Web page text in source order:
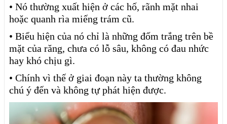
• Nó thường xuất hiện ở các hố, rãnh mặt nhai
hoặc quanh rìa miếng trám cũ.
• Biểu hiện của nó chỉ là những đốm trắng trên bề
mặt của răng, chưa có lỗ sâu, không có đau nhức
hay khó chịu gì.
• Chính vì thế ở giai đoạn này ta thường không
chú ý đến và không tự phát hiện được.